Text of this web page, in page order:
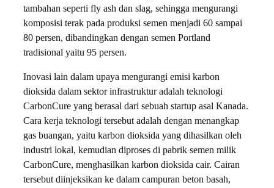
tambahan seperti fly ash dan slag, sehingga mengurangi
komposisi terak pada produksi semen menjadi 60 sampai
80 persen, dibandingkan dengan semen Portland
tradisional yaitu 95 persen.
Inovasi lain dalam upaya mengurangi emisi karbon
dioksida dalam sektor infrastruktur adalah teknologi
CarbonCure yang berasal dari sebuah startup asal Kanada.
Cara kerja teknologi tersebut adalah dengan menangkap
gas buangan, yaitu karbon dioksida yang dihasilkan oleh
industri lokal, kemudian diproses di pabrik semen milik
CarbonCure, menghasilkan karbon dioksida cair. Cairan
tersebut diinjeksikan ke dalam campuran beton basah,